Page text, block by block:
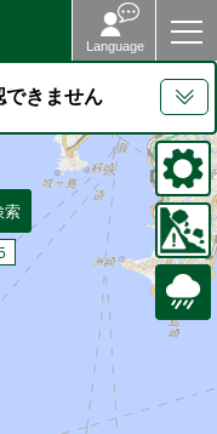
Language
できません
索